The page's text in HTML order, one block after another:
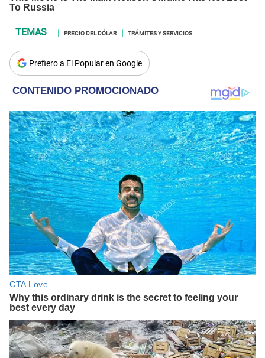
PRECIO DEL DÓLAR TRÁMITES Y SERVICIOS
Prefiero a El Popular en Google